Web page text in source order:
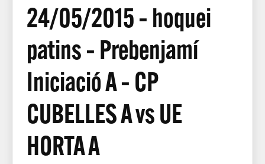
24/05/2015 – hoquei
patins – Prebenjamí
Iniciació A – CP
CUBELLES A vs UE
HORTA A